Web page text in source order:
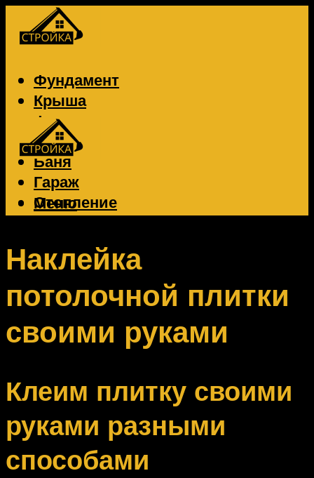
Фундамент
Крыша
Фасад
Забор
Баня
Гараж
Отопление
Вентиляция
Электрика
Меню
Меню
Наклейка
потолочной плитки
своими руками
Клеим плитку своими
руками разными
способами